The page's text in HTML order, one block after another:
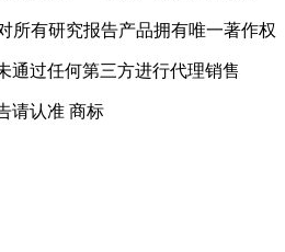
所有研究报告产品拥有唯一著作权
何第三方进行代理销售
准 商标